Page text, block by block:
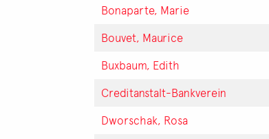
Bonaparte, Marie
Bouvet, Maurice
Buxbaum, Edith
Creditanstalt-Bankverein
Dworschak, Rosa